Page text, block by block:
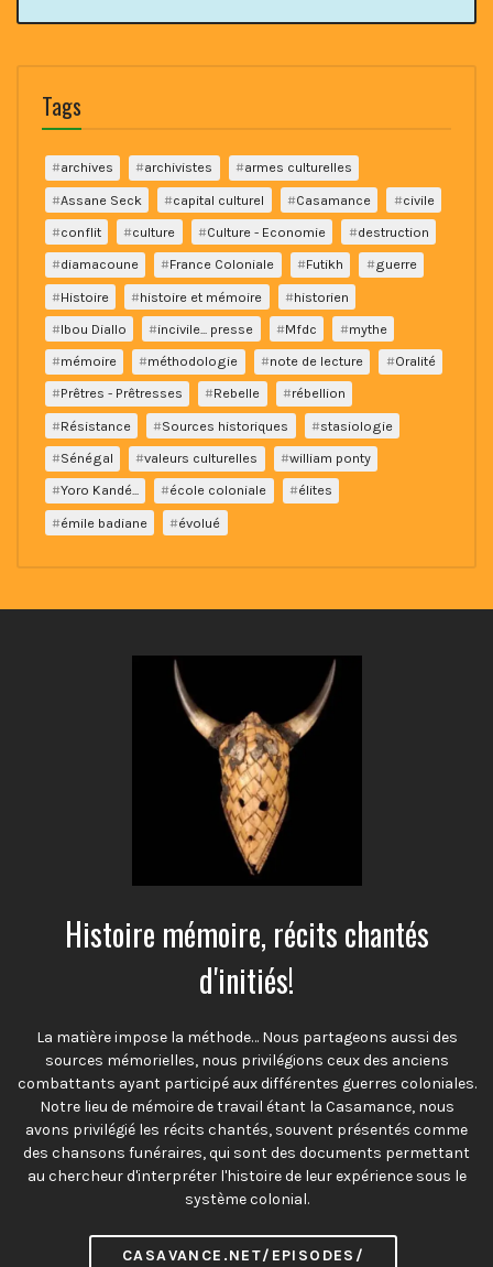
Tags
archives archivistes
armes culturelles
Assane Seck
capital culturel Casamance
civile
conflit
culture Culture - Economie
destruction
diamacoune
France Coloniale Futikh
guerre
Histoire
histoire et mémoire
historien
Ibou Diallo
incivile... presse Mfdc
mythe
mémoire
méthodologie note de lecture
Oralité
Prêtres - Prêtresses
Rebelle
rébellion
Résistance
Sources historiques
stasiologie
Sénégal
valeurs culturelles
william ponty
Yoro Kandé...
école coloniale
élites
émile badiane
évolué
Histoire mémoire, récits chantés
d'initiés!
La matière impose la méthode… Nous partageons aussi des
sources mémorielles, nous privilégions ceux des anciens
combattants ayant participé aux différentes guerres coloniales.
Notre lieu de mémoire de travail étant la Casamance, nous
avons privilégié les récits chantés, souvent présentés comme
des chansons funéraires, qui sont des documents permettant
au chercheur d'interpréter l'histoire de leur expérience sous le
système colonial.
CASAVANCE.NET/EPISODES/